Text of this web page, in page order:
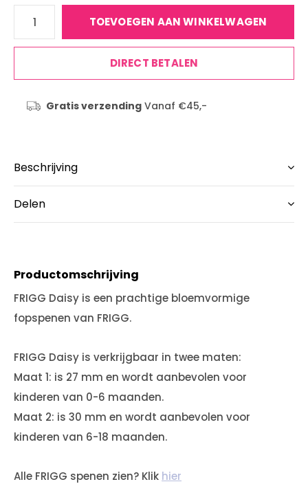
TOEVOEGEN AAN WINKELWAGEN
DIRECT BETALEN
Gratis verzendingVanaf €45,-
Beschrijving
Delen
Productomschrijving
FRIGG Daisy is een prachtige bloemvormige
fopspenen van FRIGG.
FRIGG Daisy is verkrijgbaar in twee maten:
Maat 1: is 27 mm en wordt aanbevolen voor
kinderen van 0-6 maanden.
Maat 2: is 30 mm en wordt aanbevolen voor
kinderen van 6-18 maanden.
Alle FRIGG spenen zien? Klik hier